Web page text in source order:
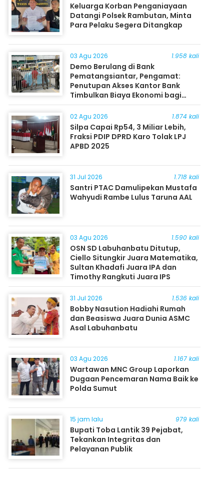
Keluarga Korban Penganiayaan
Datangi Polsek Rambutan, Minta
Para Pelaku Segera Ditangkap
03 Agu 2026 1.958 kali
Demo Berulang di Bank
Pematangsiantar, Pengamat:
Penutupan Akses Kantor Bank
Timbulkan Biaya Ekonomi bagi
Masyarakat
02 Agu 2026 1.874 kali
Silpa Capai Rp54, 3 Miliar Lebih,
Fraksi PDIP DPRD Karo Tolak LPJ
APBD 2025
31 Jul 2026 1.718 kali
Santri PTAC Damulipekan Mustafa
Wahyudi Rambe Lulus Taruna AAL
03 Agu 2026 1.590 kali
OSN SD Labuhanbatu Ditutup,
Ciello Situngkir Juara Matematika,
Sultan Khadafi Juara IPA dan
Timothy Rangkuti Juara IPS
31 Jul 2026 1.536 kali
Bobby Nasution Hadiahi Rumah
dan Beasiswa Juara Dunia ASMC
Asal Labuhanbatu
03 Agu 2026 1.167 kali
Wartawan MNC Group Laporkan
Dugaan Pencemaran Nama Baik ke
Polda Sumut
15 jam lalu 979 kali
Bupati Toba Lantik 39 Pejabat,
Tekankan Integritas dan
Pelayanan Publik